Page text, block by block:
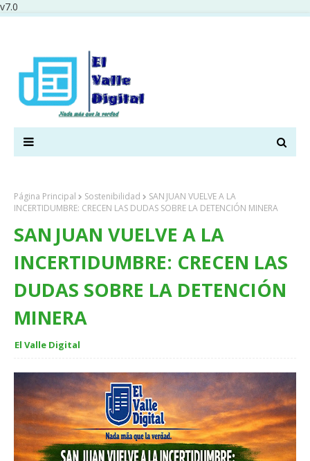
v7.0
Página Principal Sostenibilidad
SAN JUAN VUELVE A LA
INCERTIDUMBRE: CRECEN LAS DUDAS SOBRE LA DETENCIÓN MINERA
SAN JUAN VUELVE A LA
INCERTIDUMBRE: CRECEN LAS
DUDAS SOBRE LA DETENCIÓN
MINERA
El Valle Digital